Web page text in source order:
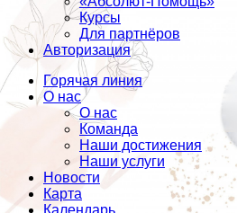
Курсы
Для партнёров
Авторизация
Горячая линия
О нас
О нас
Команда
Наши достижения
Наши услуги
Новости
Карта